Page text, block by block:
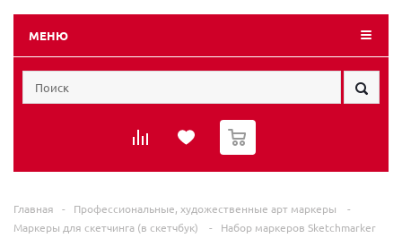
МЕНЮ
0
Главная - Профессиональные, художественные арт маркеры
-
Маркеры для скетчинга (в скетчбук)
-
Набор маркеров Sketchmarker